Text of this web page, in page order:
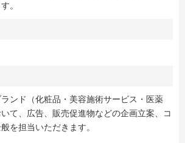
。
ンド（化粧品・美容施術サービス・医薬
て、広告、販売促進物などの企画立案、コ
を担当いただきます。